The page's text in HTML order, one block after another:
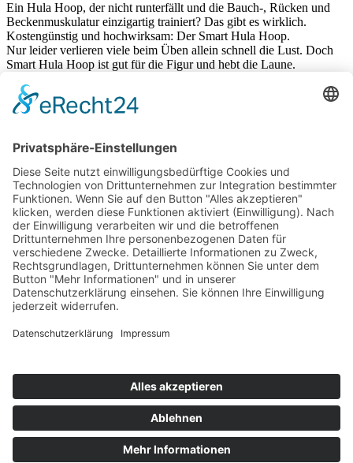
Ein Hula Hoop, der nicht runterfällt und die Bauch-, Rücken und
Beckenmuskulatur einzigartig trainiert? Das gibt es wirklich.
Kostengünstig und hochwirksam: Der Smart Hula Hoop.
Nur leider verlieren viele beim Üben allein schnell die Lust. Doch
Smart Hula Hoop ist gut für die Figur und hebt die Laune.
Bei mir lernen Sie einen abwechslungsreichen Einsatz des Smart
Hula Hoops mit toller Musik.
Nordic Walking und Waldbaden
Laufen macht frei!
Joggen ist für viele Menschen aber aufgrund von Gelenkproblemen
keine gute Lösung.
Von vielen für unsportlich oder uncool abgetan, weiß man heute
jedoch die gesundheitlichen Vorzüge des Nordic Walkings zu
schätzen. In Kombination mit Waldbaden: Genuss- und
Atemtraining, Faszienschwingen und Stretchen erleben Sie so ein
effektives und stressreduzierendes Gesundheitstraining.